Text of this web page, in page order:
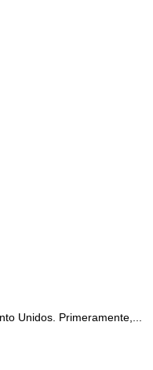
Unidos. Primeramente,...